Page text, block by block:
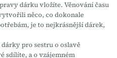
dárku vložíte. Věnování času
něco, co dokonale
je to nejkrásnější dárek,
pro sestru o oslavě
sdílíte, a o vzájemném